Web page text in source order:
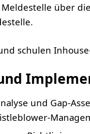
über
schulen
und Gap-